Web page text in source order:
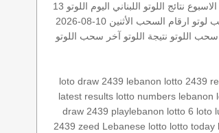
الاسبوع نتائج اللوتو اللبناني اليوم
اللوتو 13
لوتو ارقام السحب الأثنين 10-08-2026
سحب اللوتو نتيجة اللوتو آخر سحب اللوتو
loto draw 2439 lebanon lotto 2439
latest results lotto numbers lebanon
draw 2439 playlebanon lotto 6 loto
2439 zeed Lebanese lotto lotto today